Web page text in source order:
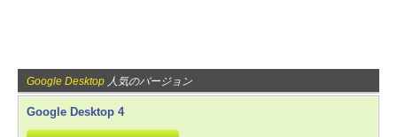
Google Desktop 人気のバージョン
Google Desktop 4